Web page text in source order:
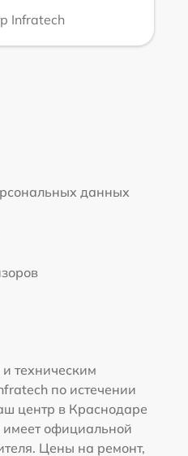
Infratech
данных
техническим
по истечении
центр в Краснодаре
имеет официальной
Цены на ремонт,